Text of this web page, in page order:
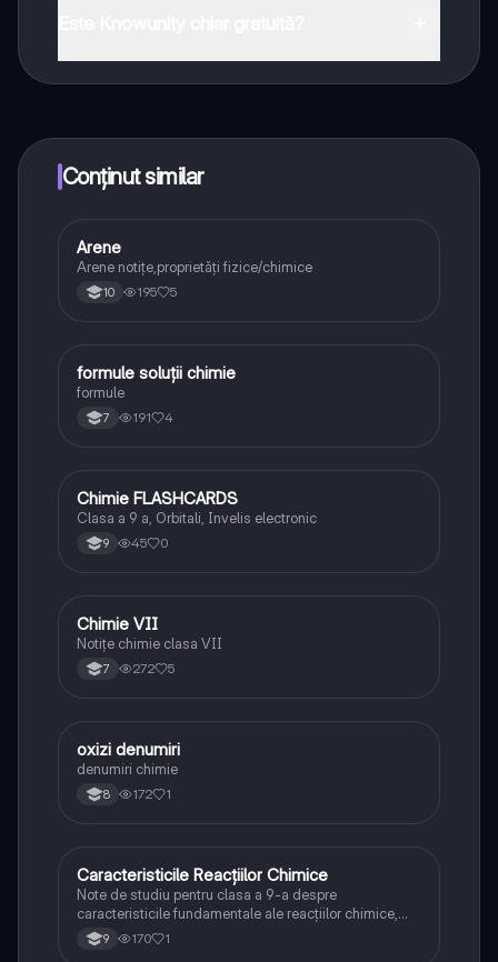
Conținut similar
Chimie
Arene
Arene notițe,proprietăți fizice/chimice
10 195 5
Chimie
formule soluții chimie
formule
7 191 4
Chimie
Chimie FLASHCARDS
Clasa a 9 a, Orbitali, Invelis electronic
9 45 0
Chimie
Chimie VII
Notițe chimie clasa VII
7 272 5
Chimie
oxizi denumiri
denumiri chimie
8 172 1
Chimie
Caracteristicile Reacțiilor Chimice
Note de studiu pentru clasa a 9-a despre
caracteristicile fundamentale ale reacțiilor chimice,
incluzând transformările de substanțe, conservarea
masei, schimburile energetice și reversibilitatea
9 170 1